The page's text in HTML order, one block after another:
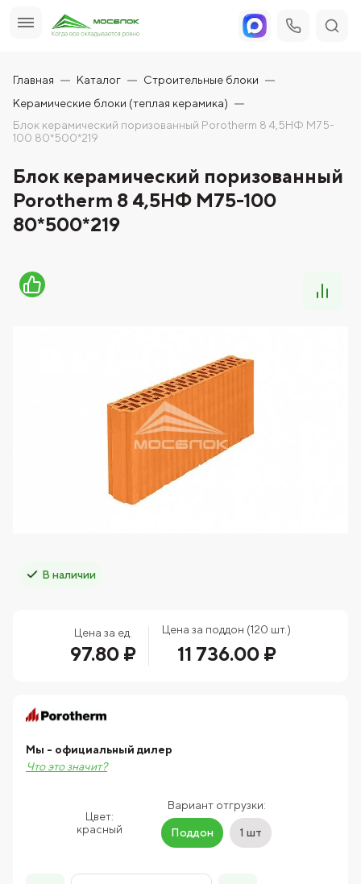
Главная Каталог
Строительные блоки
Керамические блоки (теплая керамика)
Блок керамический поризованный Porotherm 8 4,5НФ М75-
100 80*500*219
Блок керамический поризованный
Porotherm 8 4,5НФ М75-100
80*500*219
В наличии
Цена за ед.
97.80 ₽
Цена за поддон (120 шт.)
11 736.00 ₽
Цвет:
красный
Вариант отгрузки:
Поддон 1 шт
Мы - официальный дилер
Что это значит?